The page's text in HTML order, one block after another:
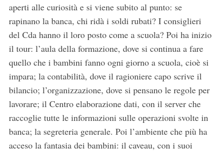
aperti alle curiosità e si viene subito al punto: se
rapinano la banca, chi ridà i soldi rubati? I consiglieri
del Cda hanno il loro posto come a scuola? Poi ha inizio
il tour: l’aula della formazione, dove si continua a fare
quello che i bambini fanno ogni giorno a scuola, cioè si
impara; la contabilità, dove il ragioniere capo scrive il
bilancio; l’organizzazione, dove si pensano le regole per
lavorare; il Centro elaborazione dati, con il server che
raccoglie tutte le informazioni sulle operazioni svolte in
banca; la segreteria generale. Poi l’ambiente che più ha
acceso la fantasia dei bambini: il caveau, con i suoi